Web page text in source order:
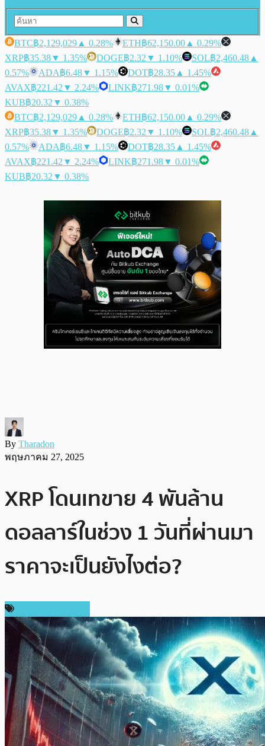
BTC฿2,129,029 ▲ 0.28% ETH฿62,150.00 ▲ 0.29%
XRP฿35.38▼ 1.35% DOGE฿2.32 ▼ 1.10% SOL฿2,460.48 ▲
0.57%
ADA฿6.48▼ 1.15% DOT฿28.35 ▲ 1.45%
AVAX฿221.42 ▼ 2.24% LINK฿271.98▼ 0.01%
KUB฿20.32 ▼ 0.38%
BTC฿2,129,029 ▲ 0.28% ETH฿62,150.00 ▲ 0.29%
XRP฿35.38▼ 1.35% DOGE฿2.32 ▼ 1.10% SOL฿2,460.48 ▲
0.57%
ADA฿6.48▼ 1.15% DOT฿28.35 ▲ 1.45%
AVAX฿221.42 ▼ 2.24% LINK฿271.98▼ 0.01%
KUB฿20.32 ▼ 0.38%
By Tharadon
พฤษภาคม 27, 2025
XRP โดนเทขาย 4 พันล้าน
ดอลลาร์ในช่วง 1 วันที่ผ่านมา
ราคาจะเป็นยังไงต่อ?